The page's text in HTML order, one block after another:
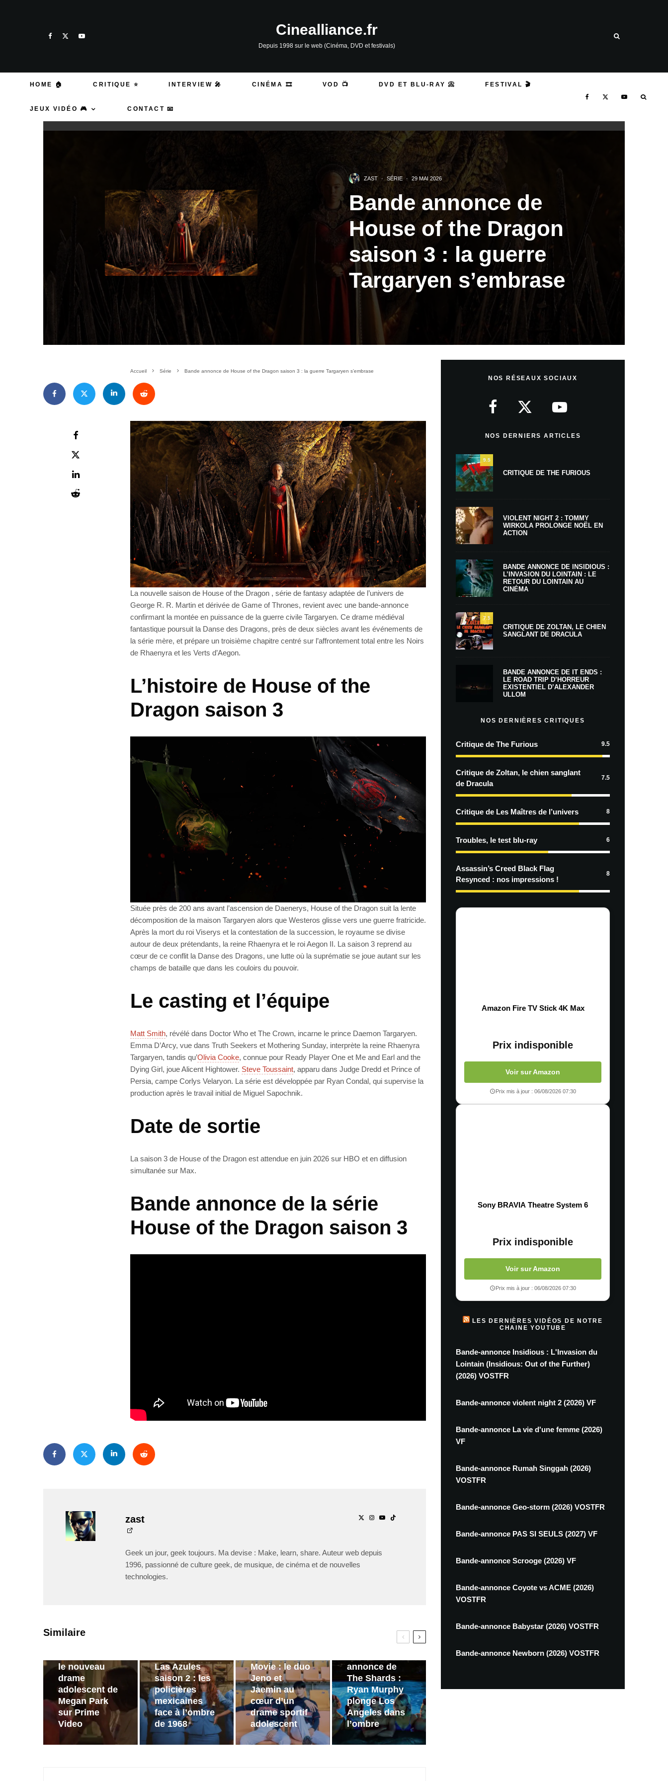
Cinealliance.fr
Depuis 1998 sur le web (Cinéma, DVD et festivals)
HOME 🏠 CRITIQUE ⭐ INTERVIEW 🎤 CINÉMA 🎞️ VOD 📺 DVD ET BLU-RAY 📀 FESTIVAL 🎬
JEUX VIDÉO 🎮 CONTACT 📧
ZAST · SÉRIE · 29 MAI 2026
Bande annonce de
House of the Dragon
saison 3 : la guerre
Targaryen s’embrase
Accueil Série Bande annonce de House of the Dragon saison 3 : la guerre Targaryen s’embrase
La nouvelle saison de House of the Dragon , série de fantasy adaptée de l’univers de
George R. R. Martin et dérivée de Game of Thrones, revient avec une bande-annonce
confirmant la montée en puissance de la guerre civile Targaryen. Ce drame médiéval
fantastique poursuit la Danse des Dragons, près de deux siècles avant les événements de
la série mère, et prépare un troisième chapitre centré sur l’affrontement total entre les Noirs
de Rhaenyra et les Verts d’Aegon.
L’histoire de House of the
Dragon saison 3
Située près de 200 ans avant l’ascension de Daenerys, House of the Dragon suit la lente
décomposition de la maison Targaryen alors que Westeros glisse vers une guerre fratricide.
Après la mort du roi Viserys et la contestation de la succession, le royaume se divise
autour de deux prétendants, la reine Rhaenyra et le roi Aegon II. La saison 3 reprend au
cœur de ce conflit la Danse des Dragons, une lutte où la suprématie se joue autant sur les
champs de bataille que dans les couloirs du pouvoir.
Le casting et l’équipe
Matt Smith, révélé dans Doctor Who et The Crown, incarne le prince Daemon Targaryen.
Emma D’Arcy, vue dans Truth Seekers et Mothering Sunday, interprète la reine Rhaenyra
Targaryen, tandis qu’Olivia Cooke, connue pour Ready Player One et Me and Earl and the
Dying Girl, joue Alicent Hightower. Steve Toussaint, apparu dans Judge Dredd et Prince of
Persia, campe Corlys Velaryon. La série est développée par Ryan Condal, qui supervise la
production après le travail initial de Miguel Sapochnik.
Date de sortie
La saison 3 de House of the Dragon est attendue en juin 2026 sur HBO et en diffusion
simultanée sur Max.
Bande annonce de la série
House of the Dragon saison 3
zast
Geek un jour, geek toujours. Ma devise : Make, learn, share. Auteur web depuis
1996, passionné de culture geek, de musique, de cinéma et de nouvelles
technologies.
Similaire
Bande-
le nouveau
drame
adolescent de
Megan Park
sur Prime
Video
Las Azules
saison 2 : les
policières
mexicaines
face à l’ombre
de 1968
Movie : le duo
Jeno et
Jaemin au
cœur d’un
drame sportif
adolescent
annonce de
The Shards :
Ryan Murphy
plonge Los
Angeles dans
l’ombre
NOS RÉSEAUX SOCIAUX
NOS DERNIERS ARTICLES
9.5
CRITIQUE DE THE FURIOUS
VIOLENT NIGHT 2 : TOMMY
WIRKOLA PROLONGE NOËL EN
ACTION
BANDE ANNONCE DE INSIDIOUS :
L’INVASION DU LOINTAIN : LE
RETOUR DU LOINTAIN AU
CINÉMA
7.5
CRITIQUE DE ZOLTAN, LE CHIEN
SANGLANT DE DRACULA
BANDE ANNONCE DE IT ENDS :
LE ROAD TRIP D’HORREUR
EXISTENTIEL D’ALEXANDER
ULLOM
NOS DERNIÈRES CRITIQUES
Critique de The Furious 9.5
Critique de Zoltan, le chien sanglant
de Dracula
7.5
Critique de Les Maîtres de l’univers 8
Troubles, le test blu-ray 6
Assassin’s Creed Black Flag
Resynced : nos impressions !
8
Amazon Fire TV Stick 4K Max
Prix indisponible
Voir sur Amazon
Prix mis à jour : 06/08/2026 07:30
Sony BRAVIA Theatre System 6
Prix indisponible
Voir sur Amazon
Prix mis à jour : 06/08/2026 07:30
LES DERNIÈRES VIDÉOS DE NOTRE
CHAINE YOUTUBE
Bande-annonce Insidious : L'Invasion du
Lointain (Insidious: Out of the Further)
(2026) VOSTFR
Bande-annonce violent night 2 (2026) VF
Bande-annonce La vie d'une femme (2026)
VF
Bande-annonce Rumah Singgah (2026)
VOSTFR
Bande-annonce Geo-storm (2026) VOSTFR
Bande-annonce PAS SI SEULS (2027) VF
Bande-annonce Scrooge (2026) VF
Bande-annonce Coyote vs ACME (2026)
VOSTFR
Bande-annonce Babystar (2026) VOSTFR
Bande-annonce Newborn (2026) VOSTFR